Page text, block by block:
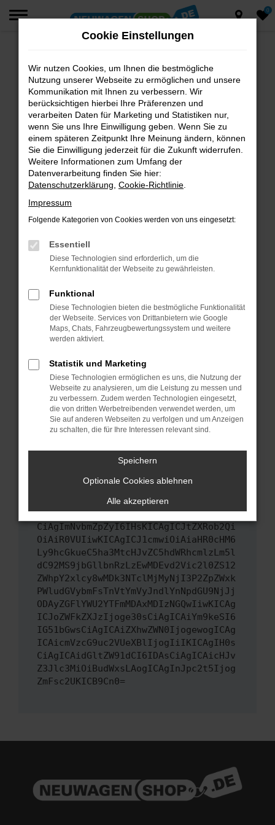
Zum
0
Fehler: Network Error
Beim Laden ist ein Fehler aufgetreten.
Hier sind ein paar Tipps, die dir helfen können:
Überprüfe deine Firewall und deine
Internetverbindung.
Laden andere Webseiten, zum Beispiel deine
Suchmaschine?
Prüfe deine Browsererweiterungen.
Manche Erweiterungen, wie Werbeblocker,
können das Laden bestimmter Seiten
anderen Browser oder in einem privaten
Fenster?
Starte dein Gerät neu.
Probleme zu beheben.
Stelle sicher, dass dein Browser und dein
Betriebssystem auf dem neuesten Stand
sind.
Veraltete Software birgt nicht nur ein
Sicherheitsrisiko, sondern kann auch dazu
führen, dass bestimmte Funktionen nicht mehr
unterstützt werden.
Wende dich an den Webseitenbetreiber.
Wenn du alle oben genannten Schritte versucht
versuchen, das Problem zu beheben. Du kannst
Fehlersuche zu unterstützen:
ewogICJuYW1lIjogIk5ldHdvcmtFcnJvciIs
CiAgImNvbmZpZyI6IHsKICAgICJtZXRob2Qi
OiAiR0VUIiwKICAgICJ1cmwiOiAiaHR0cHM6
Ly9hcGkueC5ha3MtcHJvZC5hdWRhcmlzLm5l
dC92MS9jbGllbnRzLzEwMDEvd2Vic2l0ZS12
ZWhpY2xlcy8wMDk3NTclMjMyNjI3P2ZpZWxk
PWludGVybmFsTnVtYmVyJndlYnNpdGU9NjJj
ODAyZGFlYWU2YTFmMDAxMDIzNGQwIiwKICAg
ICJoZWFkZXJzIjoge30sCiAgICAiYm9keSI6
IG51bGwsCiAgICAiZXhwZWN0IjogewogICAg
ICAicmVzcG9uc2VUeXBlIjogIiIKICAgIH0s
CiAgICAidGltZW91dCI6IDAsCiAgICAicHJv
Z3Jlc3MiOiBudWxsLAogICAgInJpc2t5Ijog
ZmFsc2UKICB9Cn0=
Cookie Einstellungen
Wir nutzen Cookies, um Ihnen die bestmögliche
Nutzung unserer Webseite zu ermöglichen und unsere
Kommunikation mit Ihnen zu verbessern. Wir
berücksichtigen hierbei Ihre Präferenzen und
verarbeiten Daten für Marketing und Statistiken nur,
wenn Sie uns Ihre Einwilligung geben. Wenn Sie zu
einem späteren Zeitpunkt Ihre Meinung ändern, können
Sie die Einwilligung jederzeit für die Zukunft widerrufen.
Weitere Informationen zum Umfang der
Datenverarbeitung finden Sie hier:
Datenschutzerklärung Cookie-Richtlinie
Impressum
Folgende Kategorien von Cookies werden von uns eingesetzt:
Essentiell
Diese Technologien sind erforderlich, um die
Kernfunktionalität der Webseite zu gewährleisten.
Funktional
Diese Technologien bieten die bestmögliche Funktionalität
der Webseite. Services von Drittanbietern wie Google
Maps, Chats, Fahrzeugbewertungssystem und weitere
werden aktiviert.
Statistik und Marketing
Diese Technologien ermöglichen es uns, die Nutzung der
Webseite zu analysieren, um die Leistung zu messen und
zu verbessern. Zudem werden Technologien eingesetzt,
die von dritten Werbetreibenden verwendet werden, um
Sie auf anderen Webseiten zu verfolgen und um Anzeigen
zu schalten, die für Ihre Interessen relevant sind.
Speichern
Optionale Cookies ablehnen
Alle akzeptieren